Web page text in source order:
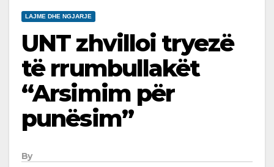
LAJME DHE NGJARJE
UNT zhvilloi tryezë
të rrumbullakët
“Arsimim për
punësim”
By